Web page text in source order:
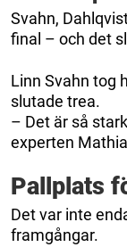
Svahn,
final – och det
Linn Svahn tog
slutade trea.
– Det är så
experten
Pallplats
Det var inte
framgångar.